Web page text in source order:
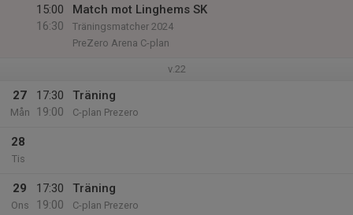
15:00
16:30
Match mot Linghems SK
Träningsmatcher 2024
PreZero Arena C-plan
v.22
27
Mån
17:30
19:00
Träning
C-plan Prezero
28
Tis
29
Ons
17:30
19:00
Träning
C-plan Prezero